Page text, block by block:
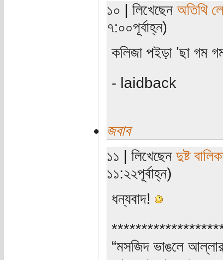
১০ | লিখেছেন অতিথি
৭:০০পূর্বাহ্ন)
কলিজা পইড়া 'ছা গম
- laidback
জবাব
১১ | লিখেছেনদুষ্ট
১১:২২পূর্বাহ্ন)
ধন্যবাদ!
“মসজিদ ভাঙলে